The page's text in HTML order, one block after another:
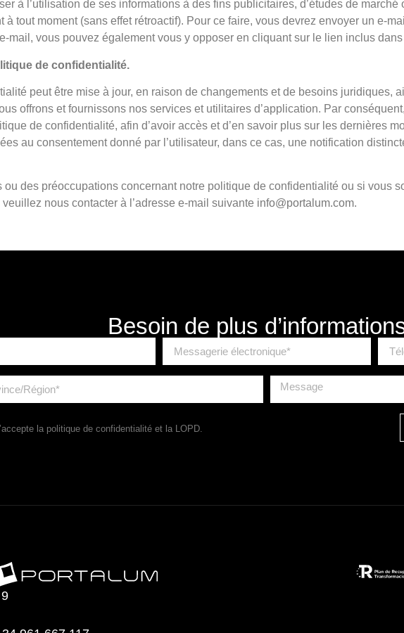
à l’utilisation de ses informations à des fins publicitaires, d’études de
à tout moment (sans effet rétroactif). Pour ce faire, vous devrez envoyer un e-
mail, vous pouvez également vous y opposer en cliquant sur le lien inclus
de confidentialité.
peut être mise à jour, en raison de changements et de besoins juridiques,
offrons et fournissons nos services et utilitaires d’application. Par
de confidentialité, afin d’avoir accès et d’en savoir plus sur les dernières
au consentement donné par l’utilisateur, dans ce cas, une notification
des préoccupations concernant notre politique de confidentialité ou si vous
nous contacter à l’adresse e-mail suivante info@portalum.com.
Besoin de plus
la politique de confidentialité et la LOPD.